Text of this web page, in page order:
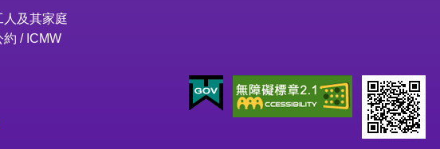
及其家庭
約 / ICMW